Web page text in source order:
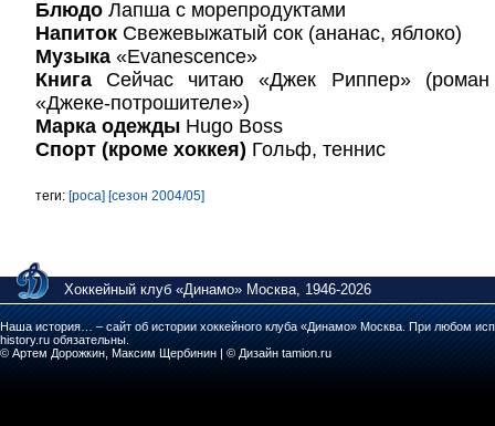
Блюдо Лапша с морепродуктами
Напиток Свежевыжатый сок (ананас, яблоко)
Музыка «Evanescence»
Книга Сейчас читаю «Джек Риппер»
«Джеке-потрошителе»)
Марка одежды Hugo Boss
Спорт (кроме хоккея) Гольф, теннис
теги: [роса] [сезон 2004/05]
Хоккейный клуб «Динамо» Москва, 1946-2026
Наша история… – сайт об истории хоккейного клуба «Динамо» Москва. При любом
history.ru обязательны.
© Артем Дорожкин, Максим Щербинин | © Дизайн tamion.ru